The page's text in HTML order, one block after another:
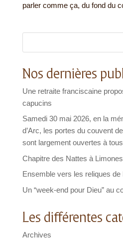
parler comme ça, du fond du
Nos dernières
Une retraite franciscaine
capucins
Samedi 30 mai 2026, en la
d’Arc, les portes du couvent
sont largement ouvertes à
Chapitre des Nattes à
Ensemble vers les reliques de
Un “week-end pour Dieu” au
Les différentes
Archives